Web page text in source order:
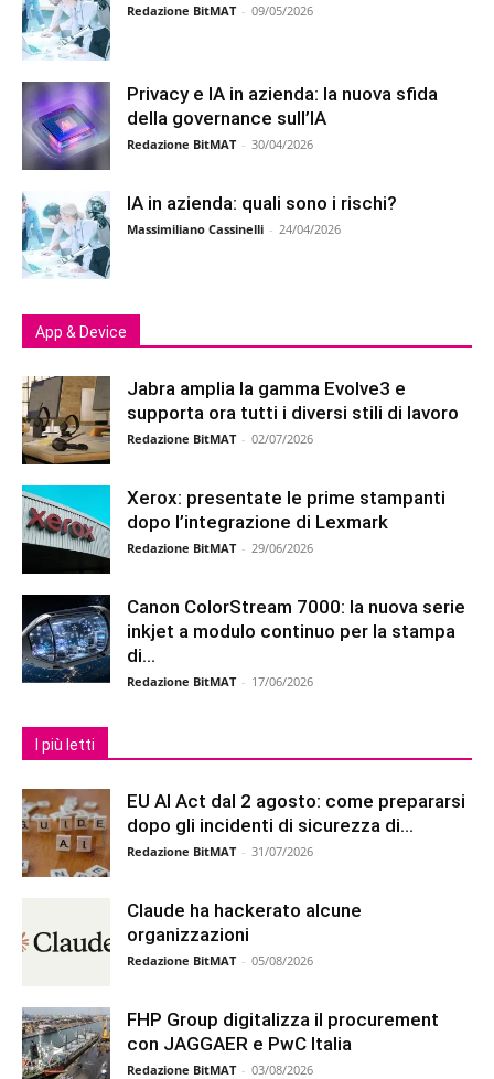
Redazione BitMAT - 09/05/2026
Privacy e IA in azienda: la nuova sfida
della governance sull’IA
Redazione BitMAT - 30/04/2026
IA in azienda: quali sono i rischi?
Massimiliano Cassinelli - 24/04/2026
App & Device
Jabra amplia la gamma Evolve3 e
supporta ora tutti i diversi stili di lavoro
Redazione BitMAT - 02/07/2026
Xerox: presentate le prime stampanti
dopo l’integrazione di Lexmark
Redazione BitMAT - 29/06/2026
Canon ColorStream 7000: la nuova serie
inkjet a modulo continuo per la stampa
di...
Redazione BitMAT - 17/06/2026
I più letti
EU AI Act dal 2 agosto: come prepararsi
dopo gli incidenti di sicurezza di...
Redazione BitMAT - 31/07/2026
Claude ha hackerato alcune
organizzazioni
Redazione BitMAT - 05/08/2026
FHP Group digitalizza il procurement
con JAGGAER e PwC Italia
Redazione BitMAT - 03/08/2026